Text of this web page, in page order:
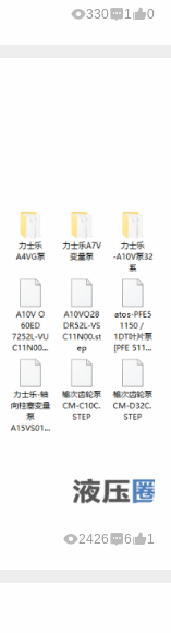
330 1 0
2426 6 1